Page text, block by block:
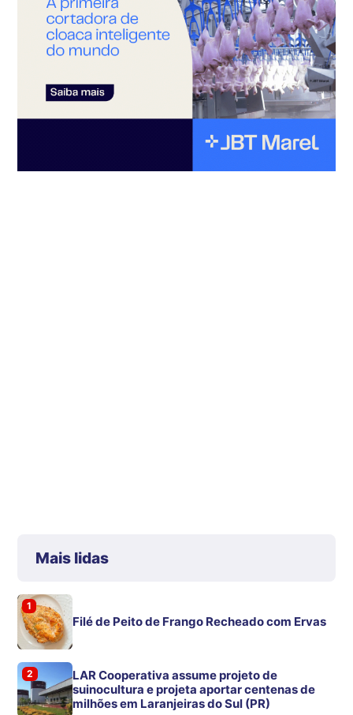
Mais lidas
1
Filé de Peito de Frango Recheado com Ervas
2
LAR Cooperativa assume projeto de
suinocultura e projeta aportar centenas de
milhões em Laranjeiras do Sul (PR)